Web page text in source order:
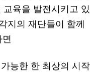
교육을 발전시키고 있
지의 재단들이 함께
면
능한 한 최상의 시작